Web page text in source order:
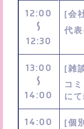
12:00
〜
12:30
[会
代
13:00
〜
14:00
[雑
コ
に
14:00
[個